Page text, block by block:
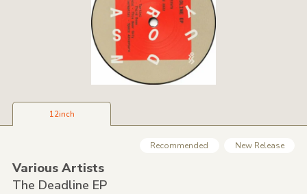
12inch
Recommended New Release
Various Artists
The Deadline EP